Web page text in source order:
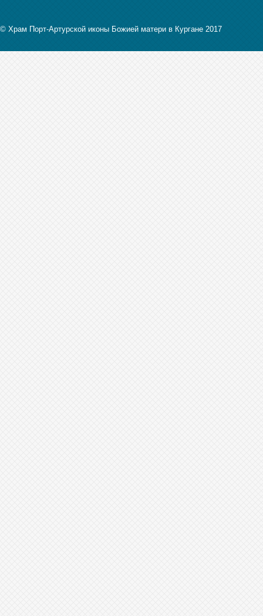
© Храм Порт-Артурской иконы Божией матери в Кургане 2017